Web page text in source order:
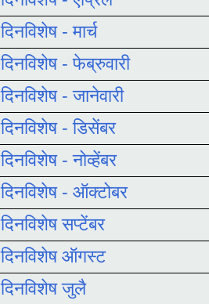
दिनविशेष - मार्च
दिनविशेष - फेब्रुवारी
दिनविशेष - जानेवारी
दिनविशेष - डिसेंबर
दिनविशेष - नोव्हेंबर
दिनविशेष - ऑक्टोबर
दिनविशेष सप्टेंबर
दिनविशेष ऑगस्ट
दिनविशेष जुलै